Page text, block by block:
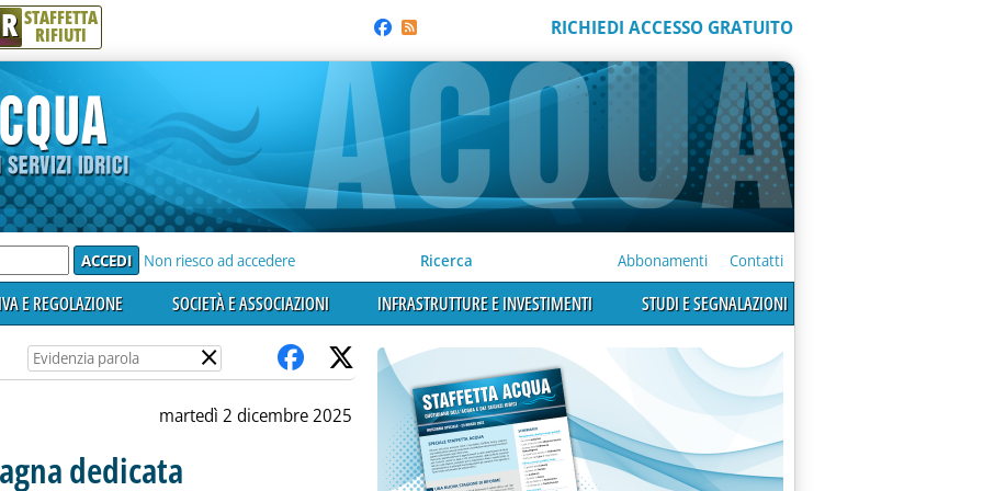
R STAFFETTA
RIFIUTI RICHIEDI ACCESSO GRATUITO
Non riesco ad accedere Ricerca Abbonamenti Contatti
E REGOLAZIONE SOCIETÀ E ASSOCIAZIONI INFRASTRUTTURE E INVESTIMENTI STUDI E SEGNALAZIONI
×
martedì 2 dicembre 2025
dedicata